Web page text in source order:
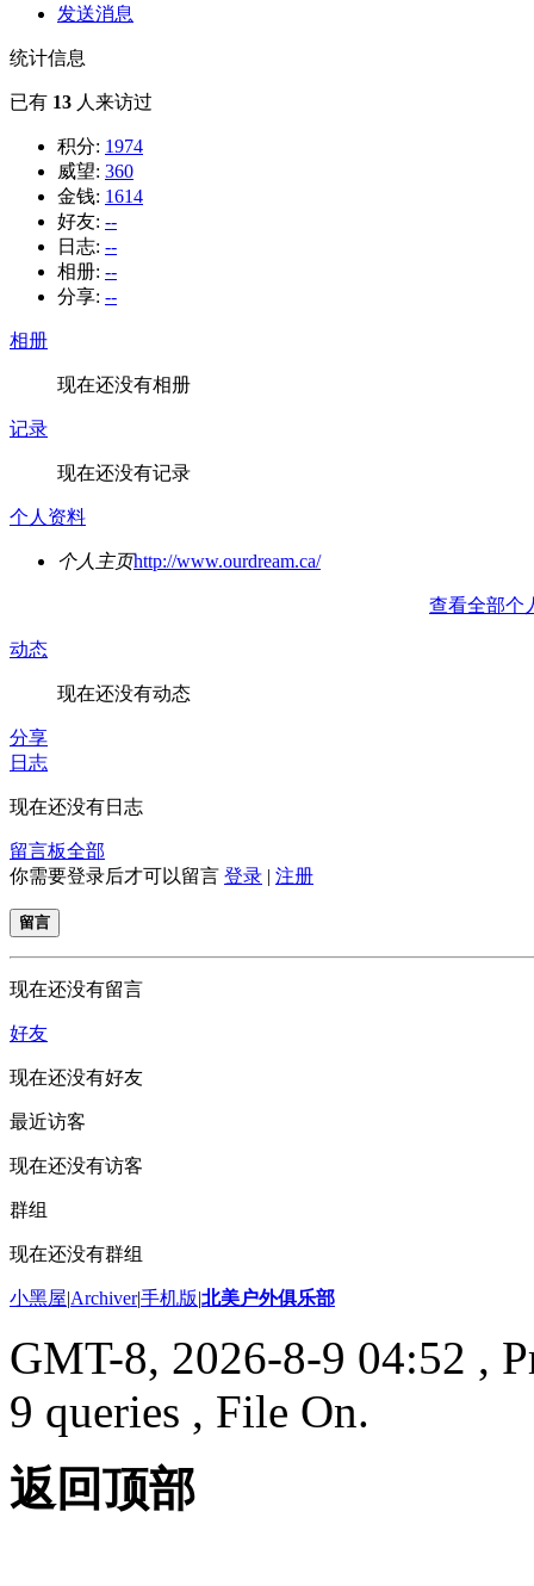
发送消息
统计信息
已有 13 人来访过
积分: 1974
威望: 360
金钱: 1614
好友: --
日志: --
相册: --
分享: --
相册
现在还没有相册
记录
现在还没有记录
个人资料
个人主页http://www.ourdream.ca/
查看全部个
动态
现在还没有动态
分享
日志
现在还没有日志
留言板全部
你需要登录后才可以留言 登录 | 注册
留言
现在还没有留言
好友
现在还没有好友
最近访客
现在还没有访客
群组
现在还没有群组
小黑屋|Archiver|手机版|北美户外俱乐部
GMT-8, 2026-8-9 04:52 ,
9 queries , File On.
返回顶部